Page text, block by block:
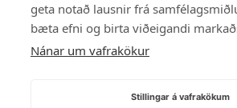
geta notað lausnir frá
bæta efni og birta viðeigandi
Nánar um vafrakökur
Stillingar á vafrakökum